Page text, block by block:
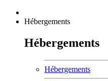
Hébergements
Hébergements
Hébergements